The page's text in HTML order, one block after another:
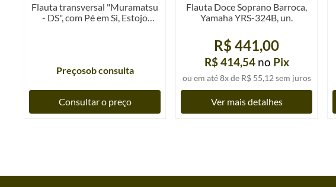
Flauta transversal "Muramatsu
- DS", com Pé em Si, Estojo
Preçosob consulta
Consultar o preço
Flauta Doce Soprano Barroca,
Yamaha YRS-324B, un.
R$ 441,00
R$ 414,54 no Pix
ou em até8x de R$ 55,12 sem juros
Ver mais detalhes